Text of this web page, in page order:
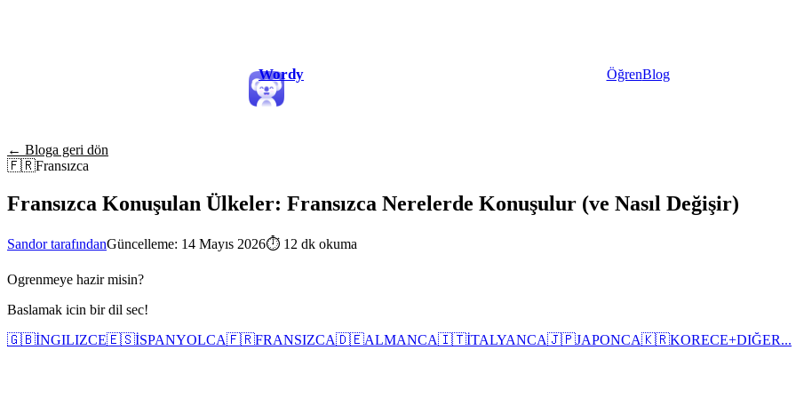
Wordy ÖğrenBlog
← Bloga geri dön
🇫🇷Fransızca
Fransızca Konuşulan Ülkeler: Fransızca Nerelerde Konuşulur (ve Nasıl Değişir)
Sandor tarafındanGüncelleme: 14 Mayıs 2026⏱ 12 dk okuma
Ogrenmeye hazir misin?
Baslamak icin bir dil sec!
🇬🇧İNGILIZCE🇪🇸İSPANYOLCA🇫🇷FRANSIZCA🇩🇪ALMANCA🇮🇹İTALYANCA🇯🇵JAPONCA🇰🇷KORECE+DIĞER...